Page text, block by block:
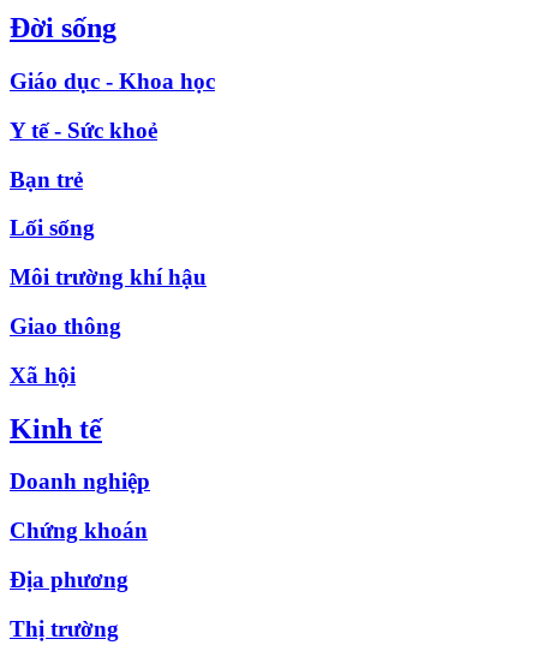
Đời sống
Giáo dục - Khoa học
Y tế - Sức khoẻ
Bạn trẻ
Lối sống
Môi trường khí hậu
Giao thông
Xã hội
Kinh tế
Doanh nghiệp
Chứng khoán
Địa phương
Thị trường